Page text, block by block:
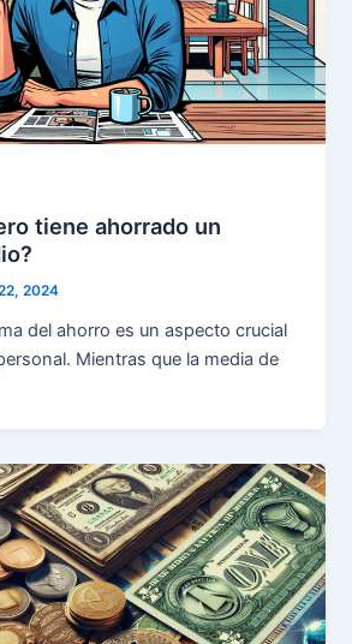
tiene ahorrado un
2024
del ahorro es un aspecto crucial
Mientras que la media de